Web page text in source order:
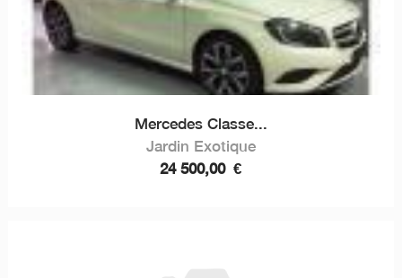
Mercedes Classe...
Jardin Exotique
24 500,00 €